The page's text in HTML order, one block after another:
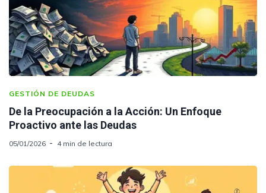
GESTIÓN DE DEUDAS
De la Preocupación a la Acción: Un Enfoque
Proactivo ante las Deudas
05/01/2026 4 min de lectura